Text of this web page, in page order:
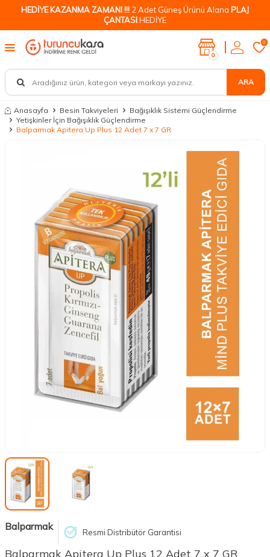
HEDİYE KAZANMA ZAMANI !!! 2 Adet Güneş Ürünü Alana PLAJ
ÇANTASIHEDİYE
ARA
0
0
Anasayfa Besin Takviyeleri
Bağışıklık Sistemi Güçlendirme
Yetişkinler İçin Bağışıklık Güçlendirme
Balparmak Apitera Up Plus 12 Adet 7 x 7 GR
Balparmak Resmi Distribütör Garantisi
Balparmak Apitera Up Plus 12 Adet 7 x 7 GR